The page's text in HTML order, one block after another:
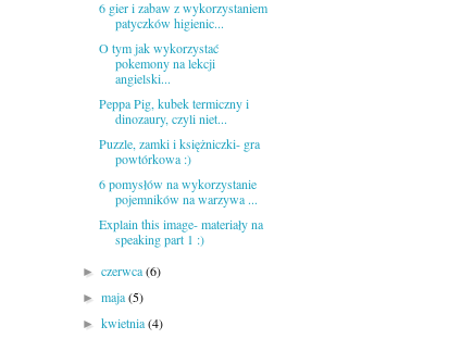
6 gier i zabaw z wykorzystaniem
patyczków higienic...
O tym jak wykorzystać
pokemony na lekcji
angielski...
Peppa Pig, kubek termiczny i
dinozaury, czyli niet...
Puzzle, zamki i księżniczki- gra
powtórkowa :)
6 pomysłów na wykorzystanie
pojemników na warzywa ...
Explain this image- materiały na
speaking part 1 :)
►czerwca(6)
►maja(5)
►kwietnia(4)